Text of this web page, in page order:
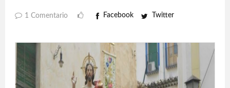
1 Comentario Facebook Twitter